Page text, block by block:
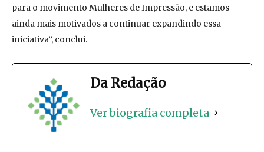
para o movimento Mulheres de Impressão, e estamos
ainda mais motivados a continuar expandindo essa
iniciativa”, conclui.
Da Redação
Ver biografia completa